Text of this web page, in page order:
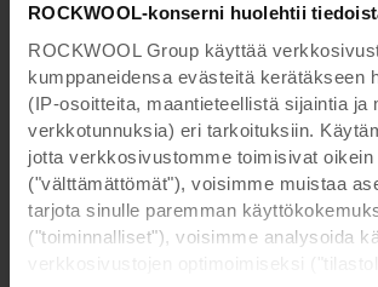
ROCKWOOL-konserni huolehtii
ROCKWOOL Group käyttää
kumppaneidensa evästeitä kerätäkseen
(IP-osoitteita, maantieteellistä sijaintia ja
verkkotunnuksia) eri tarkoituksiin.
jotta verkkosivustomme toimisivat oikein
("välttämättömät"), voisimme muistaa
tarjota sinulle paremman
("toiminnalliset"), voisimme analysoida
Tuote uutiset 11 tammik. 2017
Entistä paremmat Rockfon®
Eclipse™ -saarekkeet
huonetilan uuden erittäin